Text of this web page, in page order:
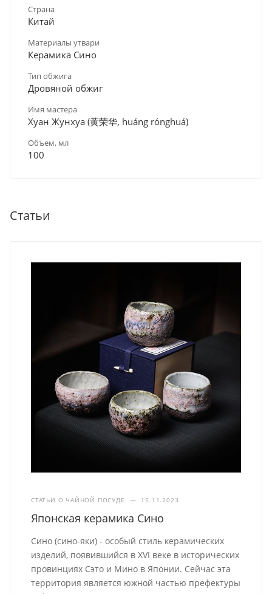
Страна
Китай
Материалы утвари
Керамика Сино
Тип обжига
Дровяной обжиг
Имя мастера
Хуан Жунхуа (黄荣华, huáng rónghuá)
Объем, мл
100
Статьи
СТАТЬИ О ЧАЙНОЙ ПОСУДЕ — 15.11.2023
Японская керамика Сино
Сино (сино-яки) - особый стиль керамических
изделий, появившийся в XVI веке в исторических
провинциях Сэто и Мино в Японии. Сейчас эта
территория является южной частью префектуры